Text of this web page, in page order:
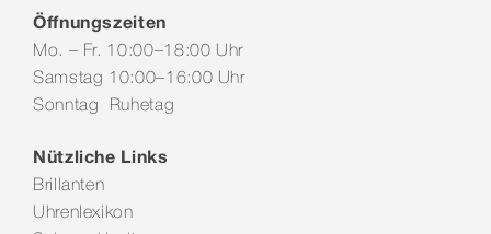
Öffnungszeiten
Mo. – Fr. 10:00–18:00 Uhr
Samstag 10:00–16:00 Uhr
Sonntag Ruhetag
Nützliche Links
Brillanten
Uhrenlexikon